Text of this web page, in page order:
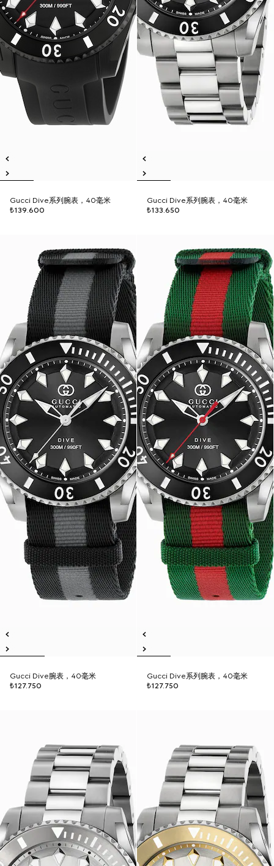
Gucci Dive系列腕表，40毫米
₺139.600
Gucci Dive系列腕表，40毫米
₺133.650
Gucci Dive腕表，40毫米
₺127.750
Gucci Dive系列腕表，40毫米
₺127.750